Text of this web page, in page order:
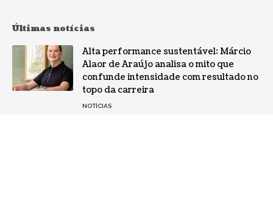
Últimas notícias
Alta performance sustentável: Márcio
Alaor de Araújo analisa o mito que
confunde intensidade com resultado no
topo da carreira
NOTÍCIAS